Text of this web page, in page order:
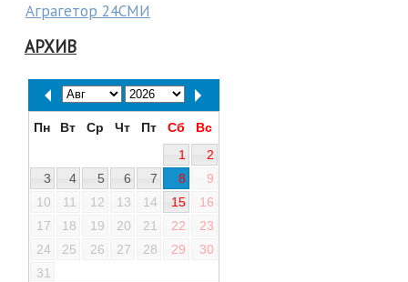
Аграгетор 24СМИ
АРХИВ
Пн Вт Ср Чт Пт Сб
Вс
1
2
3
4 5 6 7 8
9
10
11 12 13 14 15
16
17
18 19 20 21 22
23
24
25 26 27 28 29
30
31